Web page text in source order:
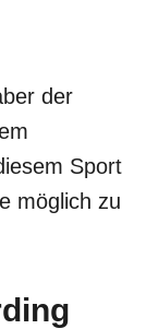
der
Sport
möglich zu